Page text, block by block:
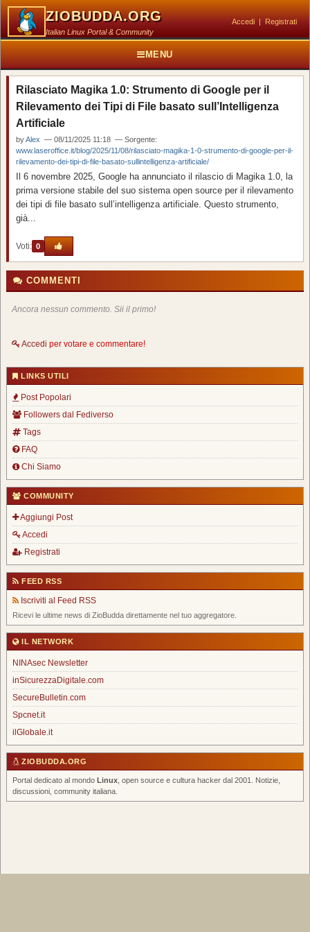
ZIOBUDDA.ORG
Italian Linux Portal & Community
Accedi | Registrati
MENU
Rilasciato Magika 1.0: Strumento di Google per il
Rilevamento dei Tipi di File basato sull’Intelligenza
Artificiale
byAlex — 08/11/2025 11:18 — Sorgente:
www.laseroffice.it/blog/2025/11/08/rilasciato-magika-1-0-strumento-di-google-per-il-
rilevamento-dei-tipi-di-file-basato-sullintelligenza-artificiale/
Il 6 novembre 2025, Google ha annunciato il rilascio di Magika 1.0, la
prima versione stabile del suo sistema open source per il rilevamento
dei tipi di file basato sull’intelligenza artificiale. Questo strumento,
già...
Voti: 0
COMMENTI
Ancora nessun commento. Sii il primo!
Accedi per votare e commentare!
LINKS UTILI
Post Popolari
Followers dal Fediverso
Tags
FAQ
Chi Siamo
COMMUNITY
Aggiungi Post
Accedi
Registrati
FEED RSS
Iscriviti al Feed RSS
Ricevi le ultime news di ZioBudda direttamente nel tuo aggregatore.
IL NETWORK
NINAsec Newsletter
inSicurezzaDigitale.com
SecureBulletin.com
Spcnet.it
ilGlobale.it
ZIOBUDDA.ORG
Portal dedicato al mondo Linux , open source e cultura hacker dal 2001. Notizie,
discussioni, community italiana.